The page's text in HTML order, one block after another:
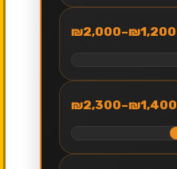
₪1,200–₪2,000
₪1,400–₪2,300